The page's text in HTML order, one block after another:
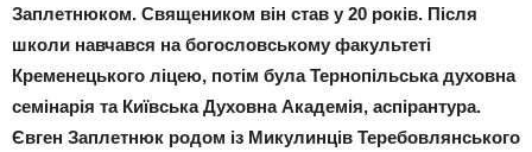
Заплетнюком. Священиком він став у 20 років. Після
школи навчався на богословському факультеті
Кременецького ліцею, потім була Тернопільська духовна
семінарія та Київська Духовна Академія, аспірантура.
Євген Заплетнюк родом із Микулинців Теребовлянського